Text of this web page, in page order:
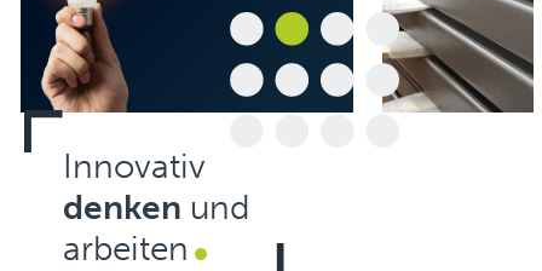
Innovativ
denken und
arbeiten